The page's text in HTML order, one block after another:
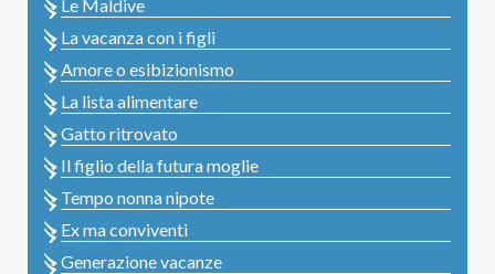
Le Maldive
La vacanza con i figli
Amore o esibizionismo
La lista alimentare
Gatto ritrovato
Il figlio della futura moglie
Tempo nonna nipote
Ex ma conviventi
Generazione vacanze